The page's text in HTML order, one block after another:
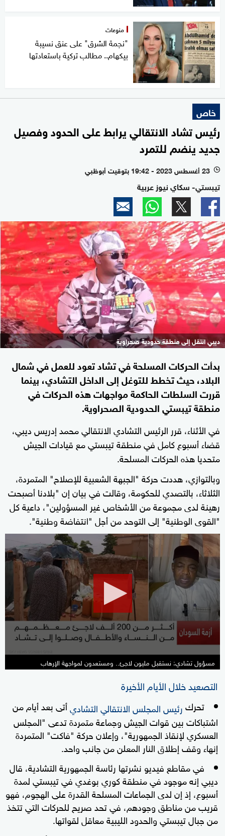
منوعات
"نجمة الشرق" على عنق نسيبة
بيكهام.. مطالب تركية باستعادتها
خاص
رئيس تشاد الانتقالي يرابط على الحدود وفصيل
جديد ينضم للتمرد
l 23 أغسطس 2023 - 19:42 بتوقيت أبوظبي
تيبستي- سكاي نيوز عربية
ديبي انتقل إلى منطقة حدودية صحراوية
بدأت الحركات المسلحة في تشاد تعود للعمل في شمال
البلاد، حيث تخطط للتوغل إلى الداخل التشادي، بينما
قررت السلطات الحاكمة مواجهات هذه الحركات في
منطقة تيبستي الحدودية الصحراوية.
في الأثناء، قرر الرئيس التشادي الانتقالي محمد إدريس ديبي،
قضاء أسبوع كامل في منطقة تيبستي مع قيادات الجيش
متحديا هذه الحركات المسلحة.
وبالتوازي، هددت حركة "الجبهة الشعبية للإصلاح" المتمردة،
الثلاثاء، بالتصدي للحكومة، وقالت في بيان إن "بلادنا أصبحت
رهينة لدى مجموعة من الأشخاص غير المسؤولين"، داعية كل
"القوى الوطنية" إلى التوحد من أجل "انتفاضة وطنية".
seconds
minutes,
42
seconds
مسؤول تشادي: نستقبل مليون لاجئ.. ومستعدون لمواجهة الإرهاب
التصعيد خلال الأيام الأخيرة
تحركرئيس المجلس الانتقالي التشاديأتى بعد أيام من
اشتباكات بين قوات الجيش وجماعة متمردة تدعى "المجلس
العسكري لإنقاذ الجمهورية"، وإعلان حركة "فاكت" المتمردة
إنهاء وقف إطلاق النار المعلن من جانب واحد.
في مقاطع فيديو نشرتها رئاسة الجمهورية التشادية، قال
ديبي إنه موجود في منطقة كوري بوغدي في تيبستي لمدة
أسبوع، إذ إن لدى الجماعات المسلحة القدرة على الهجوم، فهو
قريب من مناطق وجودهم، في تحد صريح للحركات التي تتخذ
من جبال تيبستي والحدود الليبية معاقل لقواتها.